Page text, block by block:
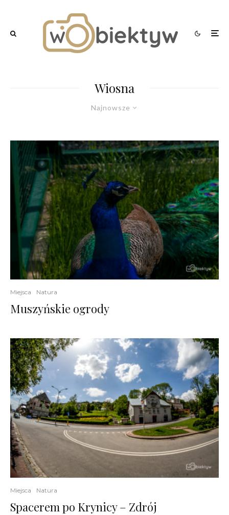
Wiosna
Najnowsze
Miejsca Natura
Muszyńskie ogrody
Miejsca Natura
Spacerem po Krynicy – Zdrój